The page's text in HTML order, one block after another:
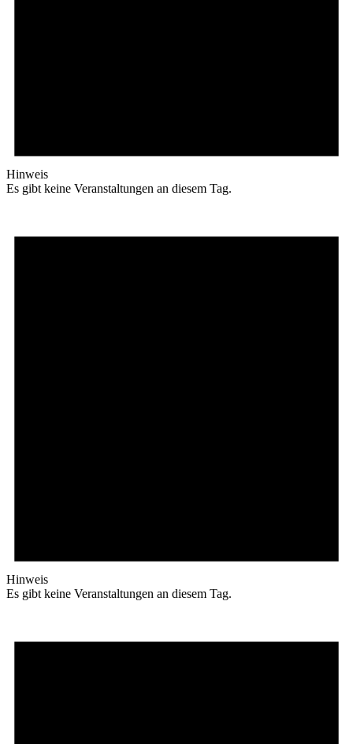
Hinweis
Es gibt keine Veranstaltungen an diesem Tag.
Hinweis
Es gibt keine Veranstaltungen an diesem Tag.